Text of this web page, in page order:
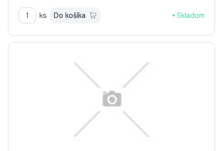
ks Do košíka Skladom